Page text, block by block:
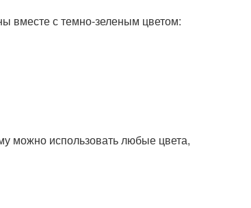
вместе с темно-зеленым цветом:
можно использовать любые цвета,